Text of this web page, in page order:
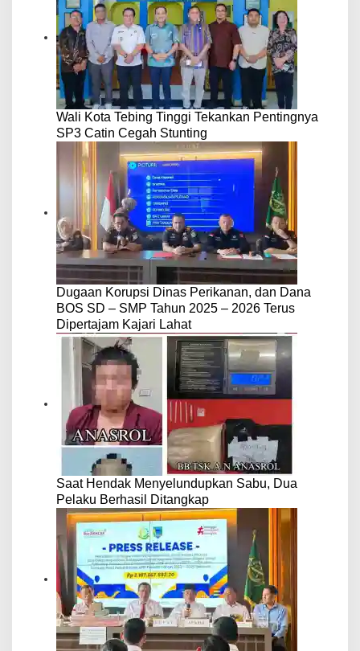
Wali Kota Tebing Tinggi Tekankan Pentingnya
SP3 Catin Cegah Stunting
Dugaan Korupsi Dinas Perikanan, dan Dana
BOS SD – SMP Tahun 2025 – 2026 Terus
Dipertajam Kajari Lahat
Saat Hendak Menyelundupkan Sabu, Dua
Pelaku Berhasil Ditangkap